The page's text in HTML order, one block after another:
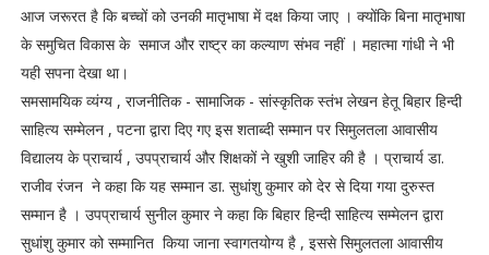
आज जरूरत है कि बच्चों को उनकी मातृभाषा में दक्ष किया जाए । क्योंकि बिना मातृभाषा
के समुचित विकास के समाज और राष्ट्र का कल्याण संभव नहीं । महात्मा गांधी ने भी
यही सपना देखा था।
समसामयिक व्यंग्य , राजनीतिक - सामाजिक - सांस्कृतिक स्तंभ लेखन हेतू बिहार हिन्दी
साहित्य सम्मेलन , पटना द्वारा दिए गए इस शताब्दी सम्मान पर सिमुलतला आवासीय
विद्यालय के प्राचार्य , उपप्राचार्य और शिक्षकों ने खुशी जाहिर की है । प्राचार्य डा.
राजीव रंजन ने कहा कि यह सम्मान डा. सुधांशु कुमार को देर से दिया गया दुरुस्त
सम्मान है । उपप्राचार्य सुनील कुमार ने कहा कि बिहार हिन्दी साहित्य सम्मेलन द्वारा
सुधांशु कुमार को सम्मानित किया जाना स्वागतयोग्य है , इससे सिमुलतला आवासीय